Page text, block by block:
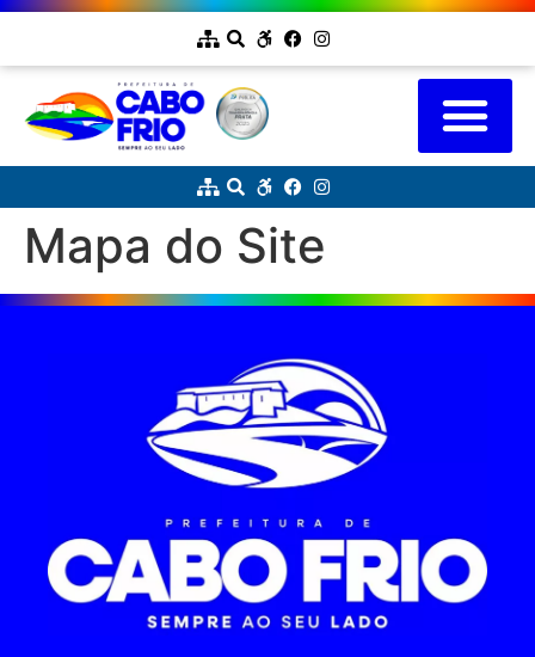
Mapa do Site